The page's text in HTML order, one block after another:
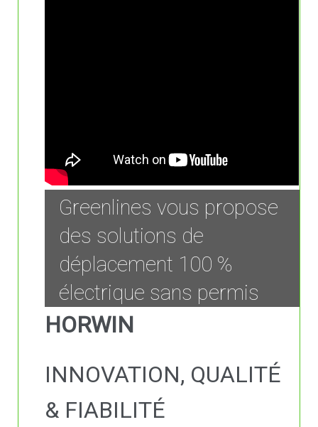
Greenlines vous propose
des solutions de
déplacement 100 %
électrique sans permis
HORWIN
INNOVATION, QUALITÉ
& FIABILITÉ